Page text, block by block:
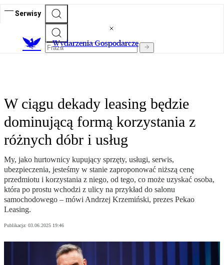
Serwisy
Wydarzenia Gospodarcze
W ciągu dekady leasing będzie
dominującą formą korzystania z
różnych dóbr i usług
My, jako hurtownicy kupujący sprzęty, usługi, serwis,
ubezpieczenia, jesteśmy w stanie zaproponować niższą cenę
przedmiotu i korzystania z niego, od tego, co może uzyskać osoba,
która po prostu wchodzi z ulicy na przykład do salonu
samochodowego – mówi Andrzej Krzemiński, prezes Pekao
Leasing.
Publikacja: 03.06.2025 19:46